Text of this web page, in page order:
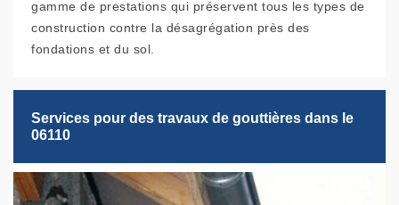
gamme de prestations qui préservent tous les types de
construction contre la désagrégation près des
fondations et du sol.
Services pour des travaux de gouttières dans le
06110